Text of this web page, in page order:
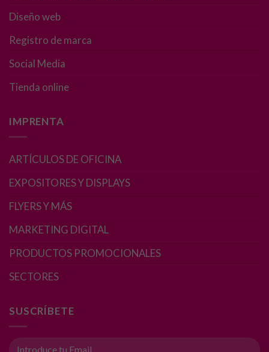
Diseño web
Registro de marca
Social Media
Tienda online
IMPRENTA
ARTÍCULOS DE OFICINA
EXPOSITORES Y DISPLAYS
FLYERS Y MÁS
MARKETING DIGITAL
PRODUCTOS PROMOCIONALES
SECTORES
SUSCRÍBETE